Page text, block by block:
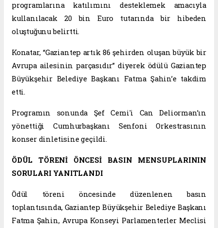
programlarına katılımını desteklemek amacıyla
kullanılacak 20 bin Euro tutarında bir hibeden
oluştuğunu belirtti.
Konatar, “Gaziantep artık 86 şehirden oluşan büyük bir
Avrupa ailesinin parçasıdır” diyerek ödülü Gaziantep
Büyükşehir Belediye Başkanı Fatma Şahin’e takdim
etti.
Programın sonunda Şef Cemi'i Can Deliorman’ın
yönettiği Cumhurbaşkanı Senfoni Orkestrasının
konser dinletisine geçildi.
ÖDÜL TÖRENİ ÖNCESİ BASIN MENSUPLARININ
SORULARI YANITLANDI
Ödül töreni öncesinde düzenlenen basın
toplantısında, Gaziantep Büyükşehir Belediye Başkanı
Fatma Şahin, Avrupa Konseyi Parlamenterler Meclisi